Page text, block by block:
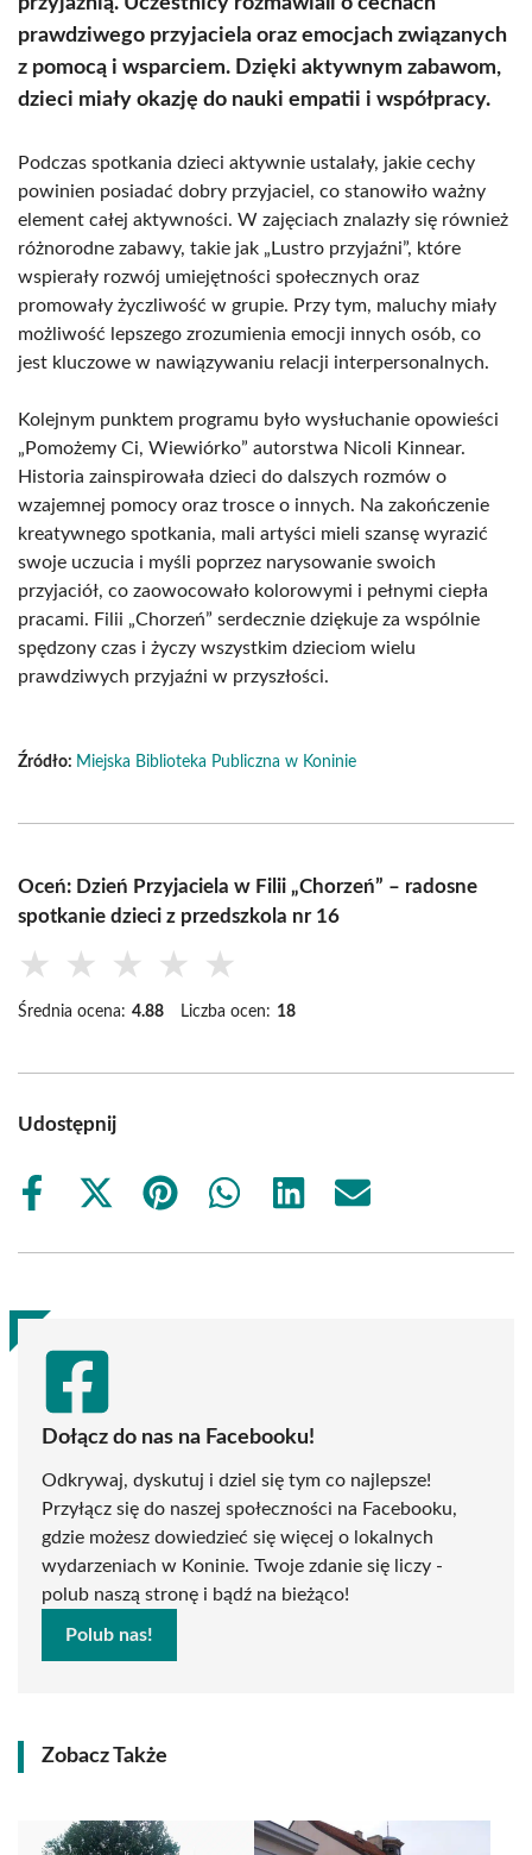
prawdziwego przyjaciela oraz emocjach związanych
z pomocą i wsparciem. Dzięki aktywnym zabawom,
dzieci miały okazję do nauki empatii i współpracy.
Podczas spotkania dzieci aktywnie ustalały, jakie cechy
powinien posiadać dobry przyjaciel, co stanowiło ważny
element całej aktywności. W zajęciach znalazły się również
różnorodne zabawy, takie jak „Lustro przyjaźni”, które
wspierały rozwój umiejętności społecznych oraz
promowały życzliwość w grupie. Przy tym, maluchy miały
możliwość lepszego zrozumienia emocji innych osób, co
jest kluczowe w nawiązywaniu relacji interpersonalnych.
Kolejnym punktem programu było wysłuchanie opowieści
„Pomożemy Ci, Wiewiórko” autorstwa Nicoli Kinnear.
Historia zainspirowała dzieci do dalszych rozmów o
wzajemnej pomocy oraz trosce o innych. Na zakończenie
kreatywnego spotkania, mali artyści mieli szansę wyrazić
swoje uczucia i myśli poprzez narysowanie swoich
przyjaciół, co zaowocowało kolorowymi i pełnymi ciepła
pracami. Filii „Chorzeń” serdecznie dziękuje za wspólnie
spędzony czas i życzy wszystkim dzieciom wielu
prawdziwych przyjaźni w przyszłości.
Źródło: Miejska Biblioteka Publiczna w Koninie
Oceń: Dzień Przyjaciela w Filii „Chorzeń” – radosne
spotkanie dzieci z przedszkola nr 16
★ ★ ★ ★ ★
Średnia ocena: 4.88 Liczba ocen: 18
Udostępnij
Share
Share
(Twitter)
Share
Share
Share
Share
Dołącz do nas na Facebooku!
Odkrywaj, dyskutuj i dziel się tym co najlepsze!
Przyłącz się do naszej społeczności na Facebooku,
gdzie możesz dowiedzieć się więcej o lokalnych
wydarzeniach w Koninie. Twoje zdanie się liczy -
polub naszą stronę i bądź na bieżąco!
Polub nas!
Zobacz Także